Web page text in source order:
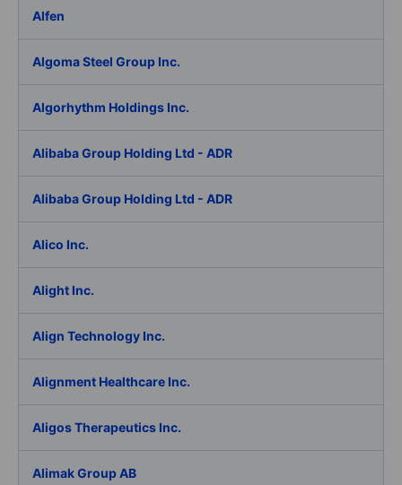
Alfen
Algoma Steel Group Inc.
Algorhythm Holdings Inc.
Alibaba Group Holding Ltd - ADR
Alibaba Group Holding Ltd - ADR
Alico Inc.
Alight Inc.
Align Technology Inc.
Alignment Healthcare Inc.
Aligos Therapeutics Inc.
Alimak Group AB